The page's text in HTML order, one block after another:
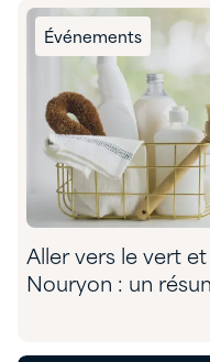
nettoyage
institutionnels
Événements
Aller vers le vert
Nouryon : un